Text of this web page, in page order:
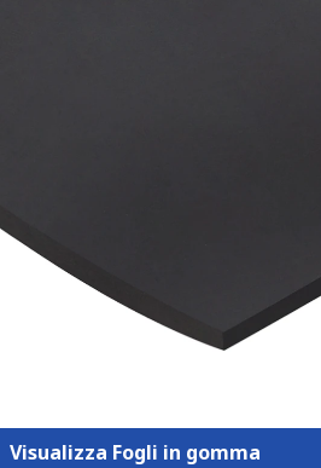
Visualizza Fogli in gomma